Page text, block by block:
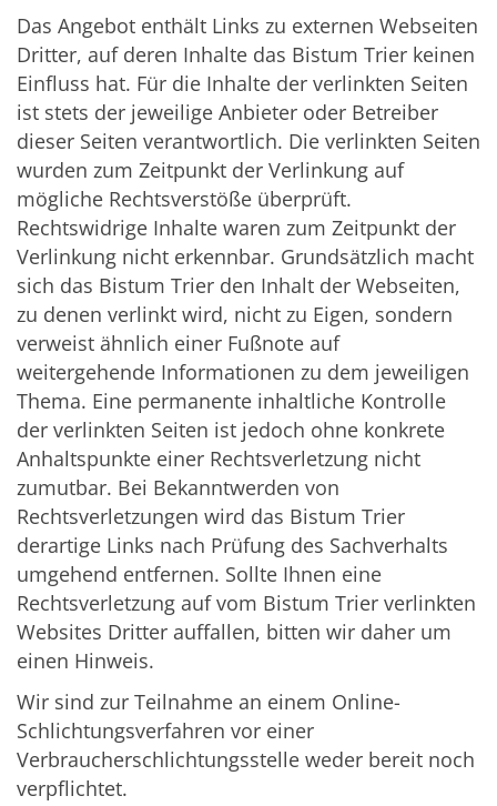
Das Angebot enthält Links zu externen Webseiten
Dritter, auf deren Inhalte das Bistum Trier keinen
Einfluss hat. Für die Inhalte der verlinkten Seiten
ist stets der jeweilige Anbieter oder Betreiber
dieser Seiten verantwortlich. Die verlinkten Seiten
wurden zum Zeitpunkt der Verlinkung auf
mögliche Rechtsverstöße überprüft.
Rechtswidrige Inhalte waren zum Zeitpunkt der
Verlinkung nicht erkennbar. Grundsätzlich macht
sich das Bistum Trier den Inhalt der Webseiten,
zu denen verlinkt wird, nicht zu Eigen, sondern
verweist ähnlich einer Fußnote auf
weitergehende Informationen zu dem jeweiligen
Thema. Eine permanente inhaltliche Kontrolle
der verlinkten Seiten ist jedoch ohne konkrete
Anhaltspunkte einer Rechtsverletzung nicht
zumutbar. Bei Bekanntwerden von
Rechtsverletzungen wird das Bistum Trier
derartige Links nach Prüfung des Sachverhalts
umgehend entfernen. Sollte Ihnen eine
Rechtsverletzung auf vom Bistum Trier verlinkten
Websites Dritter auffallen, bitten wir daher um
einen Hinweis.
Wir sind zur Teilnahme an einem Online-
Schlichtungsverfahren vor einer
Verbraucherschlichtungsstelle weder bereit noch
verpflichtet.